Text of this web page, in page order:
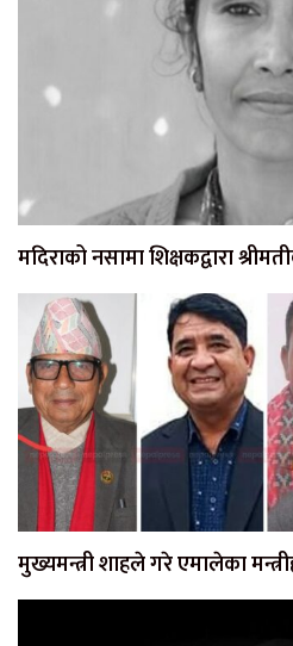
मदिराको नसामा शिक्षकद्वारा
मुख्यमन्त्री शाहले गरे एमालेका